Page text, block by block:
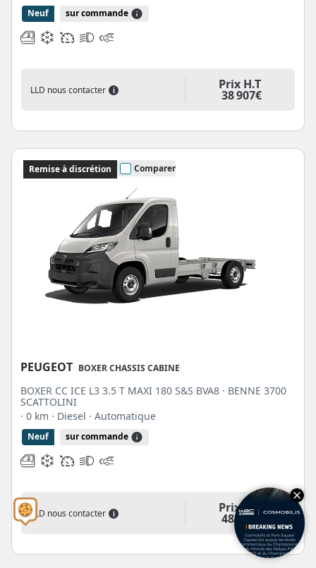
Neuf sur commande
LLD nous contacter i Prix H.T
38 907€
Remise à discrétion Comparer
PEUGEOT BOXER CHASSIS CABINE
BOXER CC ICE L3 3.5 T MAXI 180 S&S BVA8 · BENNE 3700
SCATTOLINI
· 0 km · Diesel · Automatique
Neuf sur commande
LLD nous contacter i Prix H.T
48 232€